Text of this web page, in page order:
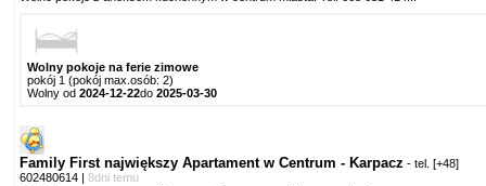
Wolny pokoje na ferie zimowe
pokój 1 (pokój max.osób: 2)
Wolny od 2024-12-22do 2025-03-30
Family First największy Apartament w Centrum - Karpacz - tel. [+48]
602480614
8dni temu